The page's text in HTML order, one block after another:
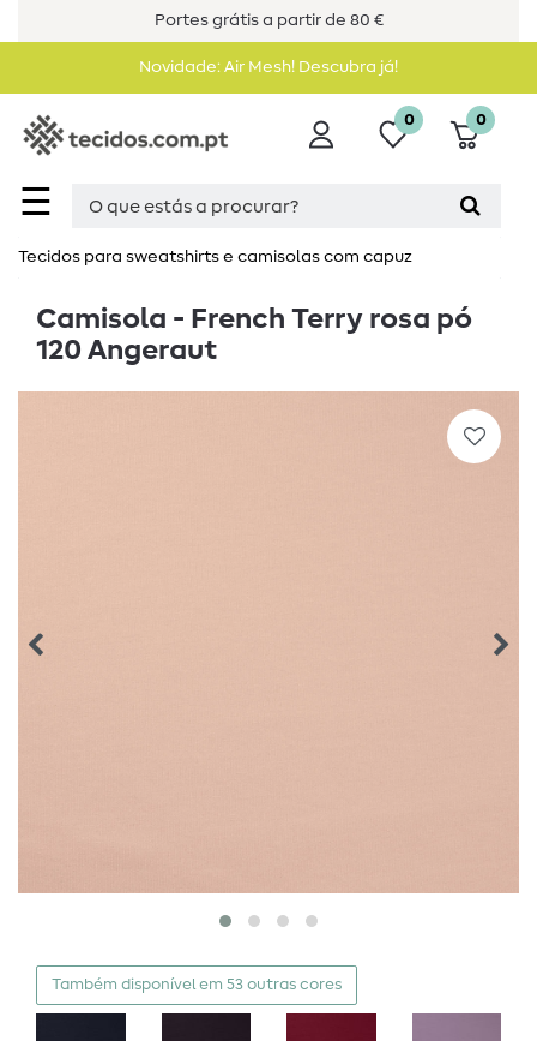
Portes grátis a partir de 80 €
Novidade: Air Mesh! Descubra já!
☰
0 0
Tecidos para sweatshirts e camisolas com capuz
Camisola - French Terry rosa pó
120 Angeraut
Também disponível em 53 outras cores